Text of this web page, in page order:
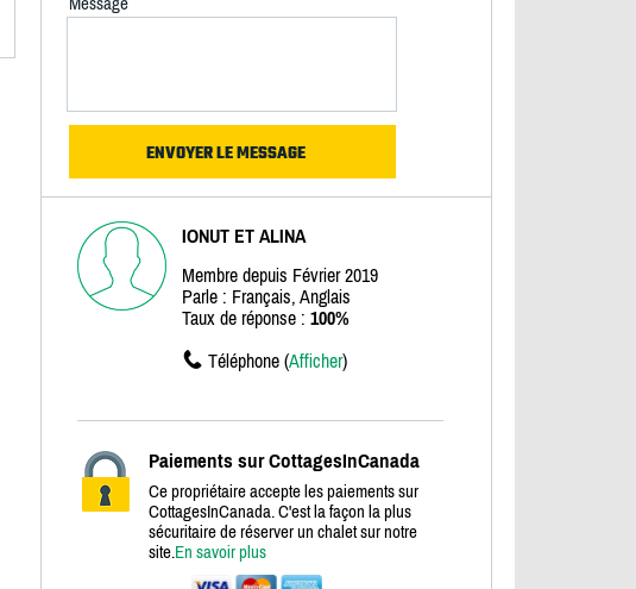
IONUT ET ALINA
Membre depuis Février 2019
Parle : Français, Anglais
Taux de réponse : 100%
Téléphone (Afficher)
Paiements sur CottagesInCanada
Ce propriétaire accepte les paiements sur
CottagesInCanada. C'est la façon la plus
sécuritaire de réserver un chalet sur notre
site.En savoir plus